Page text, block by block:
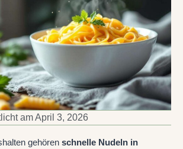
amApril 3, 2026
gehören schnelle Nudeln in